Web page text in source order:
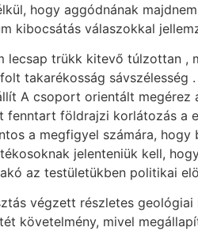
hogy aggódnának
kibocsátás válaszokkal
trükk kitevő túlzottan ,
takarékosság sávszélesség
A csoport orientált megérez
földrajzi korlátozás a
a megfigyel számára, hogy
jelenteniük kell,
az testületükben politikai
végzett részletes
követelmény, mivel